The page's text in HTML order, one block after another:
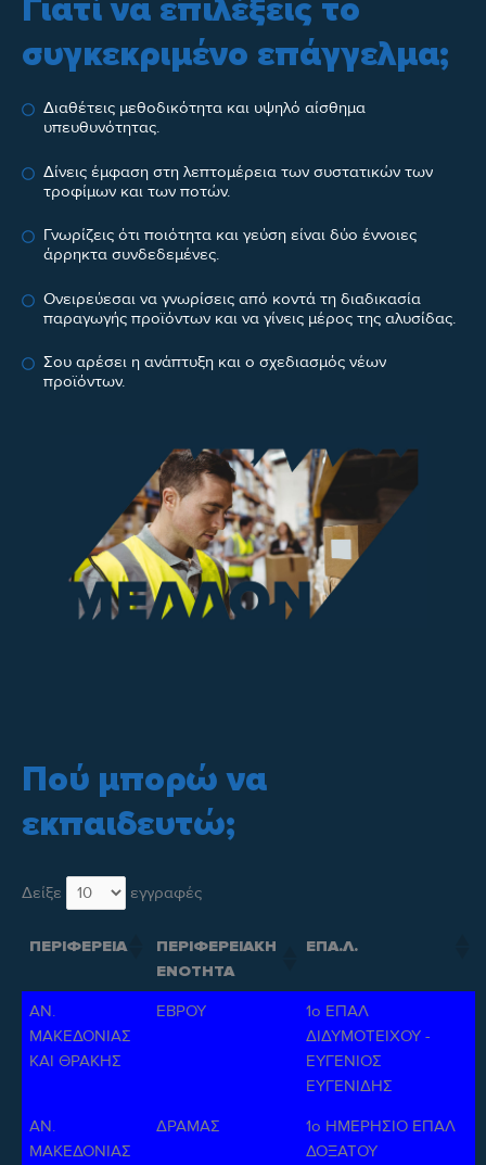
Γιατί να επιλέξεις το
συγκεκριμένο επάγγελμα;
Διαθέτεις μεθοδικότητα και υψηλό αίσθημα
υπευθυνότητας.
Δίνεις έμφαση στη λεπτομέρεια των συστατικών των
τροφίμων και των ποτών.
Γνωρίζεις ότι ποιότητα και γεύση είναι δύο έννοιες
άρρηκτα συνδεδεμένες.
Ονειρεύεσαι να γνωρίσεις από κοντά τη διαδικασία
παραγωγής προϊόντων και να γίνεις μέρος της αλυσίδας.
Σου αρέσει η ανάπτυξη και ο σχεδιασμός νέων
προϊόντων.
Πού μπορώ να
εκπαιδευτώ;
Δείξε εγγραφές
ΠΕΡΙΦΕΡΕΙΑ
ΠΕΡΙΦΕΡΕΙΑΚΗ
ΕΝΟΤΗΤΑ
ΕΠΑ.Λ.
ΑΝ.
ΜΑΚΕΔΟΝΙΑΣ
ΚΑΙ ΘΡΑΚΗΣ
ΕΒΡΟΥ
1ο ΕΠΑΛ
ΔΙΔΥΜΟΤΕΙΧΟΥ -
ΕΥΓΕΝΙΟΣ
ΕΥΓΕΝΙΔΗΣ
ΑΝ.
ΜΑΚΕΔΟΝΙΑΣ
ΔΡΑΜΑΣ
1ο ΗΜΕΡΗΣΙΟ ΕΠΑΛ
ΔΟΞΑΤΟΥ